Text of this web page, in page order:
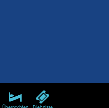
Übernachten Erlebnisse